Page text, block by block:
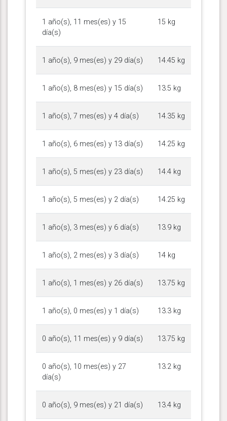
1 año(s), 11 mes(es) y 15
día(s)
15 kg
1 año(s), 9 mes(es) y 29 día(s) 14.45 kg
1 año(s), 8 mes(es) y 15 día(s) 13.5 kg
1 año(s), 7 mes(es) y 4 día(s) 14.35 kg
1 año(s), 6 mes(es) y 13 día(s) 14.25 kg
1 año(s), 5 mes(es) y 23 día(s) 14.4 kg
1 año(s), 5 mes(es) y 2 día(s) 14.25 kg
1 año(s), 3 mes(es) y 6 día(s) 13.9 kg
1 año(s), 2 mes(es) y 3 día(s) 14 kg
1 año(s), 1 mes(es) y 26 día(s) 13.75 kg
1 año(s), 0 mes(es) y 1 día(s) 13.3 kg
0 año(s), 11 mes(es) y 9 día(s) 13.75 kg
0 año(s), 10 mes(es) y 27
día(s)
13.2 kg
0 año(s), 9 mes(es) y 21 día(s) 13.4 kg